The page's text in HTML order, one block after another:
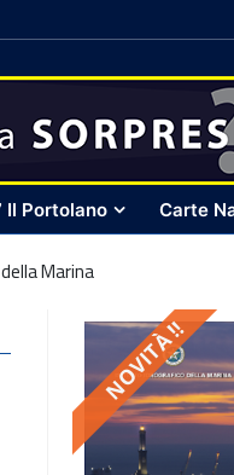
Il Portolano Carte
Marina
NOVITÀ !!